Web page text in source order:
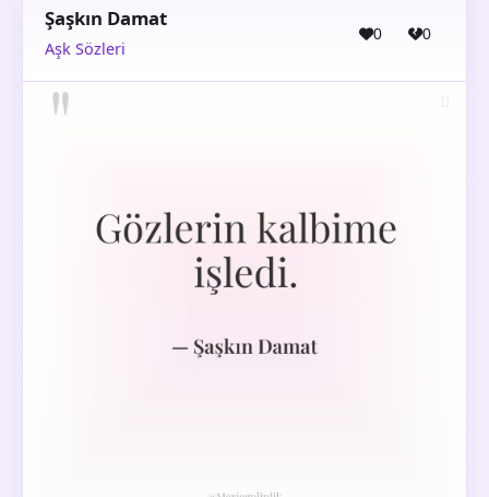
Şaşkın Damat
Aşk Sözleri
0 0